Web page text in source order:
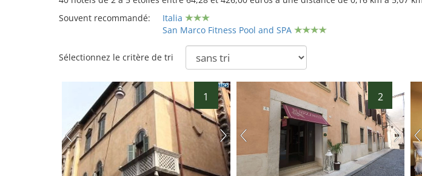
Souvent recommandé:
Italia
San Marco Fitness Pool and SPA
Sélectionnez le critère de tri
1 2